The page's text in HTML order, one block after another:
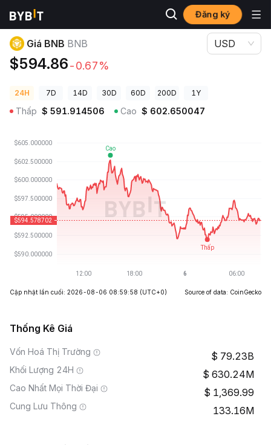
Đăng ký
Giá Tiền Điện Tử
Giá BNB BNB
$594.86-0.67%
USD
24H 7D 14D 30D 60D 200D 1Y
Thấp $ 591.914506 Cao $ 602.650047
Cập nhật lần cuối: 2026-08-06 08:59:58 (UTC+0) Source of data: CoinGecko
Thống Kê Giá
Vốn Hoá Thị Trường 79.23B
Khối Lượng 24H 630.24M
Cao Nhất Mọi Thời Đại 1,369.99
Cung Lưu Thông 133.16M